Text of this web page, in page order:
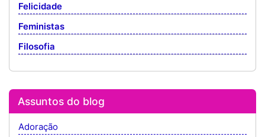
Felicidade
Feministas
Filosofia
Assuntos do blog
Adoração